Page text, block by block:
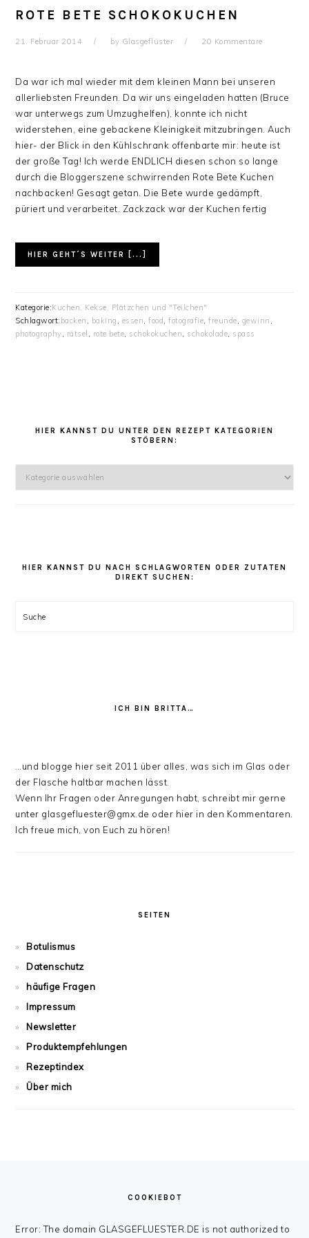
ROTE BETE SCHOKOKUCHEN
21. Februar 2014 by Glasgeflüster 20 Kommentare
Da war ich mal wieder mit dem kleinen Mann bei unseren
allerliebsten Freunden. Da wir uns eingeladen hatten (Bruce
war unterwegs zum Umzughelfen), konnte ich nicht
widerstehen, eine gebackene Kleinigkeit mitzubringen. Auch
hier- der Blick in den Kühlschrank offenbarte mir: heute ist
der große Tag! Ich werde ENDLICH diesen schon so lange
durch die Bloggerszene schwirrenden Rote Bete Kuchen
nachbacken! Gesagt getan. Die Bete wurde gedämpft,
püriert und verarbeitet. Zackzack war der Kuchen fertig
HIER GEHT´S WEITER [...]
Kategorie:Kuchen. Kekse, Plätzchen und "Teilchen"
Schlagwort: backen , baking , essen,food ,fotografie,freunde, gewinn ,
photography, rätsel , rote bete, schokokuchen, schokolade, spass
HIER KANNST DU UNTER DEN REZEPT KATEGORIEN
STÖBERN:
Kategorien
HIER KANNST DU NACH SCHLAGWORTEN ODER ZUTATEN
DIREKT SUCHEN:
Suche
ICH BIN BRITTA…
…und blogge hier seit 2011 über alles, was sich im Glas oder
der Flasche haltbar machen lässt.
Wenn Ihr Fragen oder Anregungen habt, schreibt mir gerne
unter glasgefluester@gmx.de oder hier in den Kommentaren.
Ich freue mich, von Euch zu hören!
SEITEN
Botulismus
Datenschutz
häufige Fragen
Impressum
Newsletter
Produktempfehlungen
Rezeptindex
Über mich
COOKIEBOT
Error: The domain GLASGEFLUESTER.DE is not authorized to